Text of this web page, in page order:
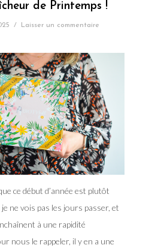
de Printemps !
/ Laisser un commentaire
ce début d’année est plutôt
ne vois pas les jours passer, et
à une rapidité
nous le rappeler, il y en a une